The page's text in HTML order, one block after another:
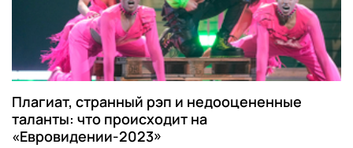
Плагиат, странный рэп и недооцененные
таланты: что происходит на
«Евровидении-2023»